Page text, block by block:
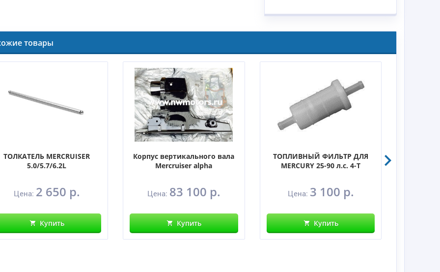
товары
ТОЛКАТЕЛЬ MERCRUISER
5.0/5.7/6.2L
Цена: 2 650 р.
Купить
Корпус вертикального вала
Mercruiser alpha
Цена: 83 100 р.
Купить
ТОПЛИВНЫЙ ФИЛЬТР ДЛЯ
MERCURY 25-90 л.с. 4-Т
Цена: 3 100 р.
Купить